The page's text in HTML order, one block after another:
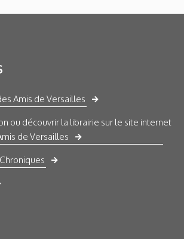
Amis de Versailles
ou découvrir la librairie sur le site internet
de Versailles